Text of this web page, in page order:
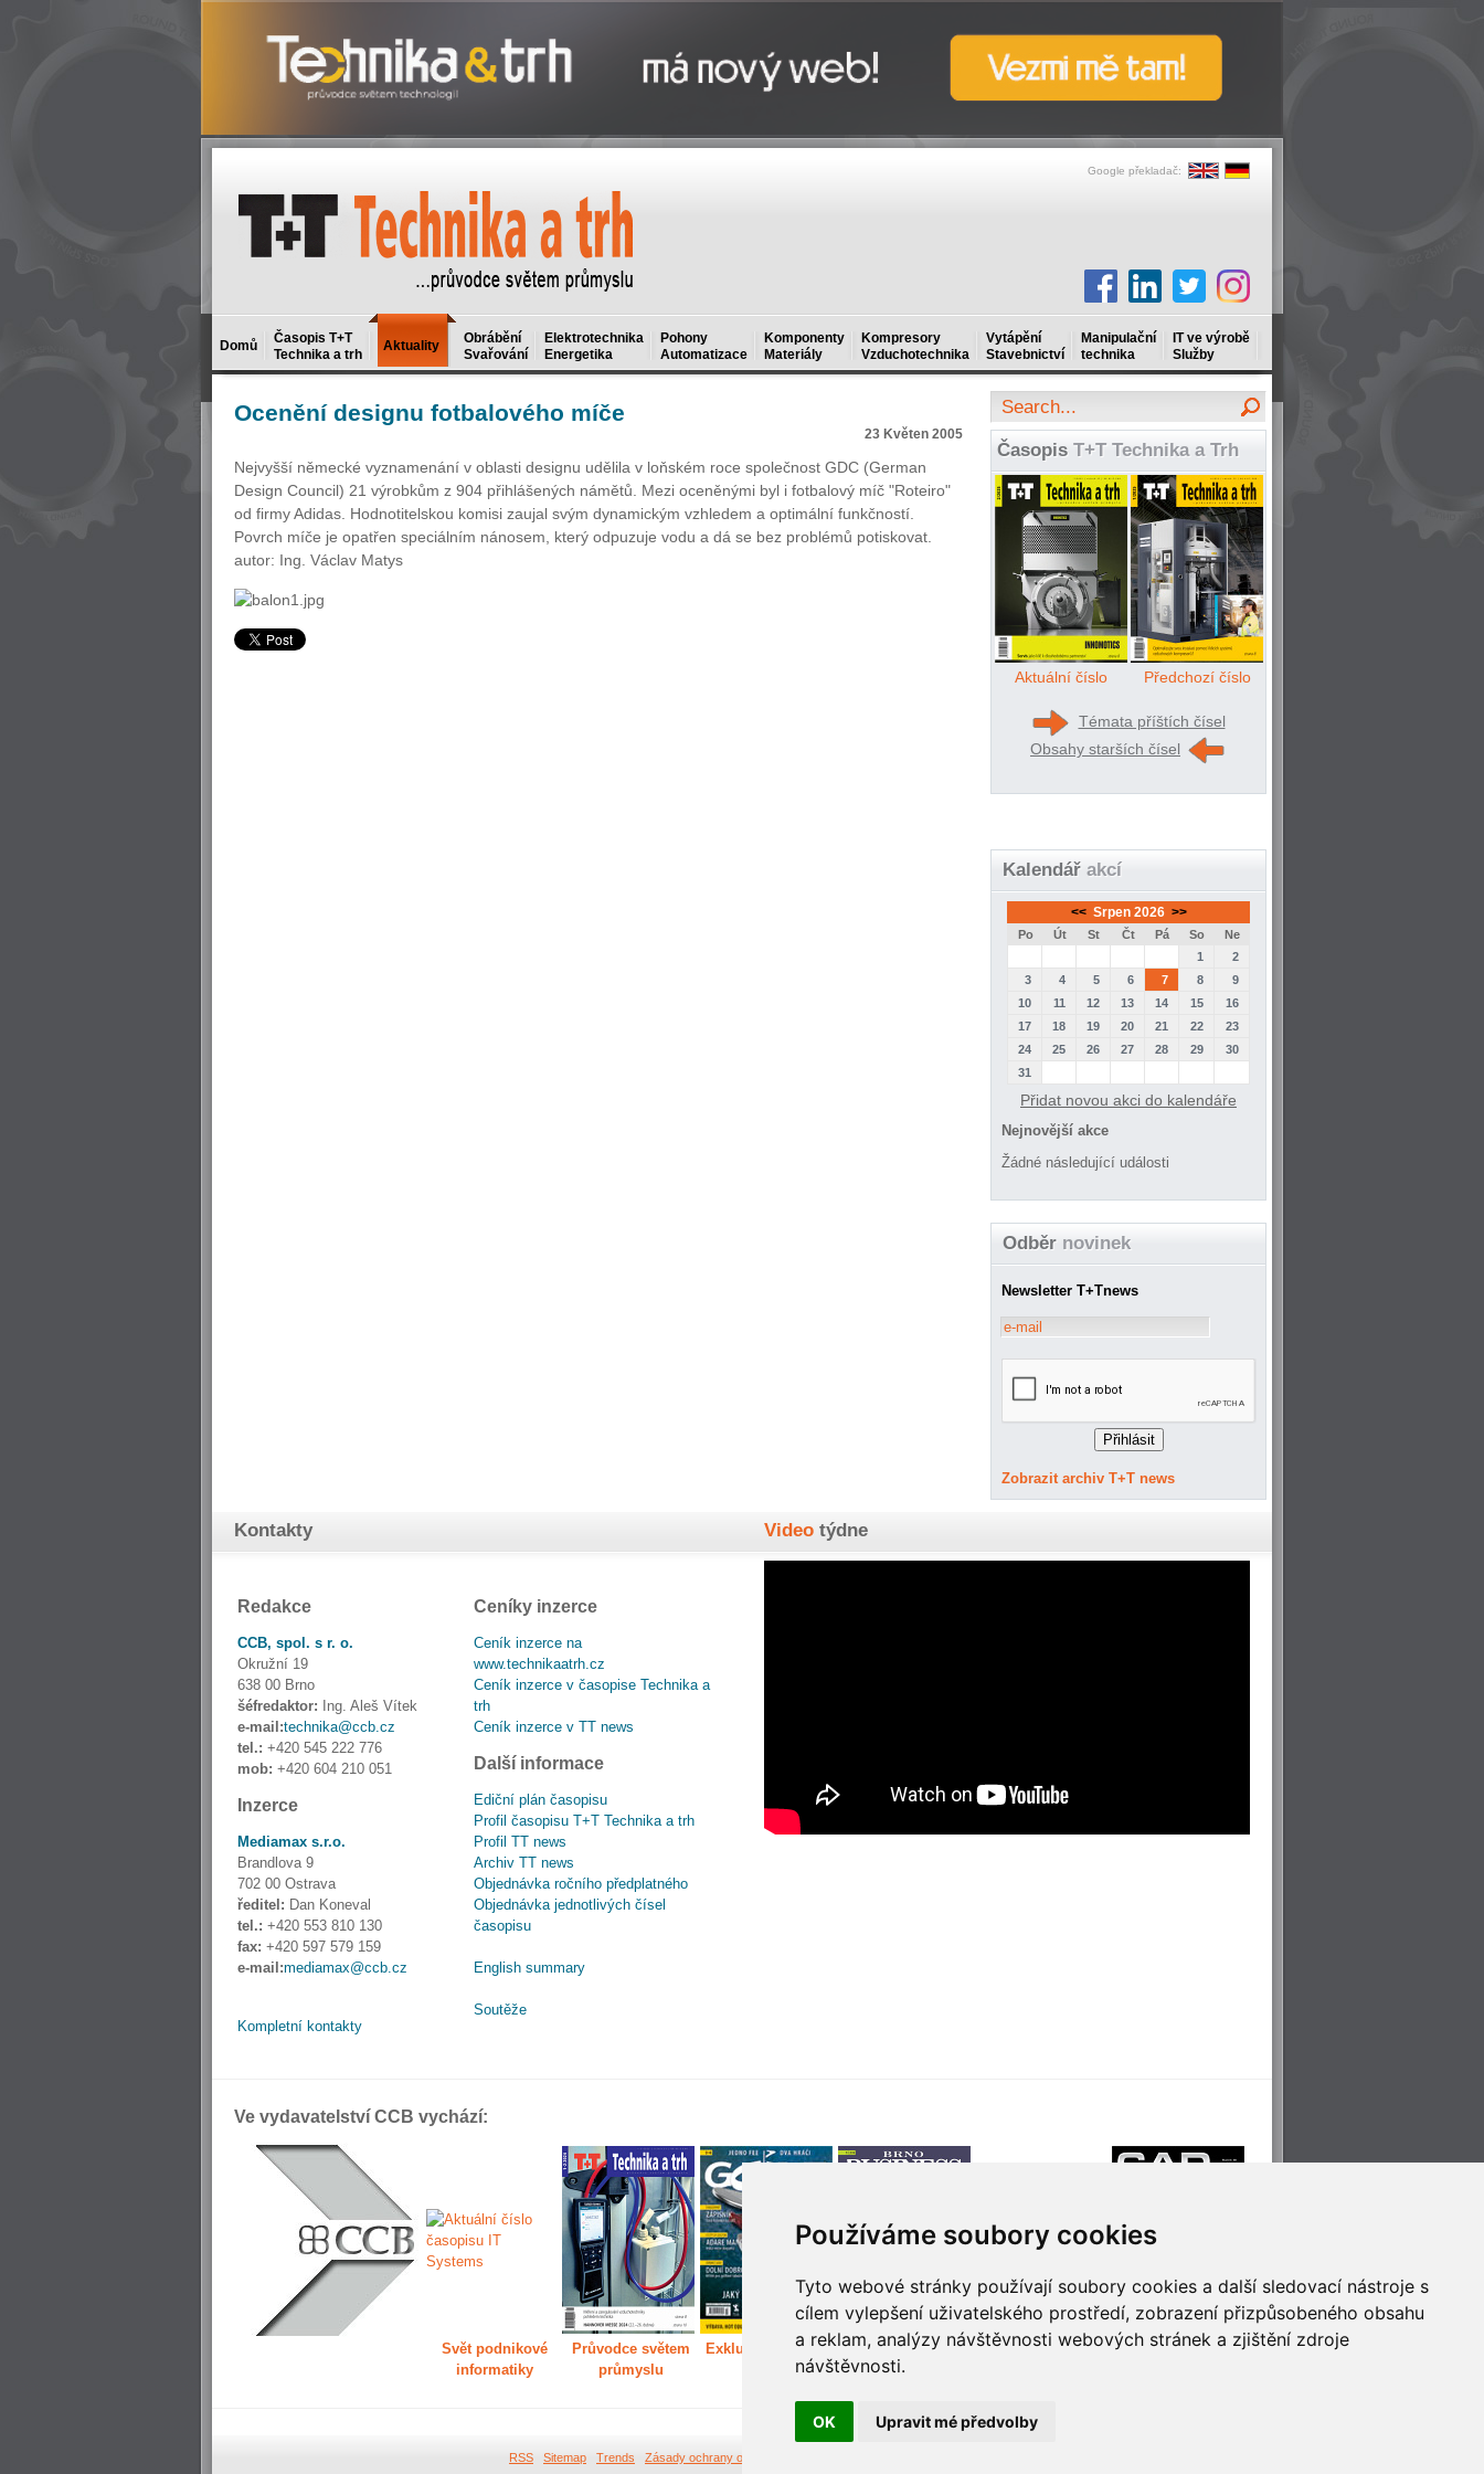
Používáme soubory cookies
Tyto webové stránky používají soubory cookies a další sledovací nástroje s
cílem vylepšení uživatelského prostředí, zobrazení přizpůsobeného obsahu
a reklam, analýzy návštěvnosti webových stránek a zjištění zdroje
návštěvnosti.
OK Upravit mé předvolby
Google překladač:
Domů
Časopis T+T
Technika a trh
Aktuality
Obrábění
Svařování
Elektrotechnika
Energetika
Pohony
Automatizace
Komponenty
Materiály
Kompresory
Vzduchotechnika
Vytápění
Stavebnictví
Manipulační
technika
IT ve výrobě
Služby
Oceněnídesignu fotbalového míče
23 Květen 2005
Nejvyšší německé vyznamenání v oblasti designu udělila v loňském roce společnost GDC (German
Design Council) 21 výrobkům z 904 přihlášených námětů. Mezi oceněnými byl i fotbalový míč "Roteiro"
od firmy Adidas. Hodnotitelskou komisi zaujal svým dynamickým vzhledem a optimální funkčností.
Povrch míče je opatřen speciálním nánosem, který odpuzuje vodu a dá se bez problémů potiskovat.
autor: Ing. Václav Matys
Časopis T+T Technika a Trh
Aktuální číslo Předchozí číslo
Témata příštích čísel
Obsahy starších čísel
Kalendář akcí
<< Srpen 2026 >>
Po Út St Čt Pá So
Ne
1
2
3
4 5 6 7 8
9
10
11 12 13 14 15
16
17
18 19 20 21 22
23
24
25 26 27 28 29
30
31
Přidat novou akci do kalendáře
Nejnovější akce
Žádné následující události
Odběr novinek
Newsletter T+Tnews
Zobrazit archiv T+T news
Kontakty
Redakce
CCB, spol. s r. o.
Okružní 19
638 00 Brno
šéfredaktor: Ing. Aleš Vítek
e-mail:technika@ccb.cz
tel.: +420 545 222 776
mob: +420 604 210 051
Inzerce
Mediamax s.r.o.
Brandlova 9
702 00 Ostrava
ředitel: Dan Koneval
tel.: +420 553 810 130
fax: +420 597 579 159
e-mail:mediamax@ccb.cz
Kompletní kontakty
Ceníky inzerce
Ceník inzerce na
www.technikaatrh.cz
Ceník inzerce v časopise Technika a
trh
Ceník inzerce v TT news
Další informace
Ediční plán časopisu
Profil časopisu T+T Technika a trh
Profil TT news
Archiv TT news
Objednávka ročního předplatného
Objednávka jednotlivých čísel
časopisu
English summary
Soutěže
Video týdne
Ve vydavatelství CCB vychází:
Svět podnikové
informatiky
Průvodce světem
průmyslu
Exkluzivně světem
Děláme Brno větší Příjemné cestování
Technologie pro
RSS Sitemap Trends Zásady ochrany osobních údajů